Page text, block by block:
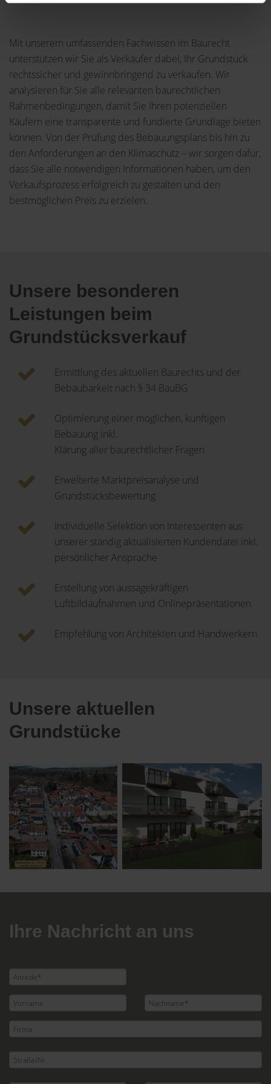
Mit unserem umfassenden Fachwissen im Baurecht
unterstützen wir Sie als Verkäufer dabei, Ihr Grundstück
rechtssicher und gewinnbringend zu verkaufen. Wir
analysieren für Sie alle relevanten baurechtlichen
Rahmenbedingungen, damit Sie Ihren potenziellen
Käufern eine transparente und fundierte Grundlage bieten
können. Von der Prüfung des Bebauungsplans bis hin zu
den Anforderungen an den Klimaschutz – wir sorgen dafür,
dass Sie alle notwendigen Informationen haben, um den
Verkaufsprozess erfolgreich zu gestalten und den
bestmöglichen Preis zu erzielen.
Unsere besonderen
Leistungen beim
Grundstücksverkauf
Ermittlung des aktuellen Baurechts und der
Bebaubarkeit nach § 34 BauBG
Optimierung einer möglichen, künftigen
Bebauung inkl.
Klärung aller baurechtlicher Fragen
Erweiterte Marktpreisanalyse und
Grundstücksbewertung
Individuelle Selektion von Interessenten aus
unserer ständig aktualisierten Kundendatei inkl.
persönlicher Ansprache
Erstellung von aussagekräftigen
Luftbildaufnahmen und Onlinepräsentationen
Empfehlung von Architekten und Handwerkern
Unsere aktuellen
Grundstücke
Ihre Nachricht an uns